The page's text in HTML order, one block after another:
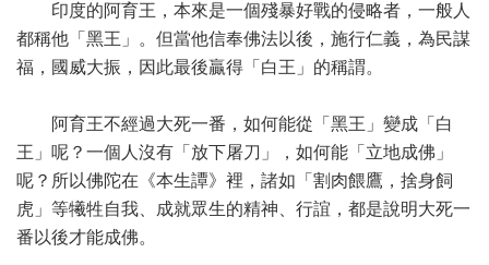
印度的阿育王，本來是一個殘暴好戰的侵略者，一般人
都稱他「黑王」。但當他信奉佛法以後，施行仁義，為民謀
福，國威大振，因此最後贏得「白王」的稱謂。
阿育王不經過大死一番，如何能從「黑王」變成「白
王」呢？一個人沒有「放下屠刀」，如何能「立地成佛」
呢？所以佛陀在《本生譚》裡，諸如「割肉餵鷹，捨身飼
虎」等犧牲自我、成就眾生的精神、行誼，都是說明大死一
番以後才能成佛。